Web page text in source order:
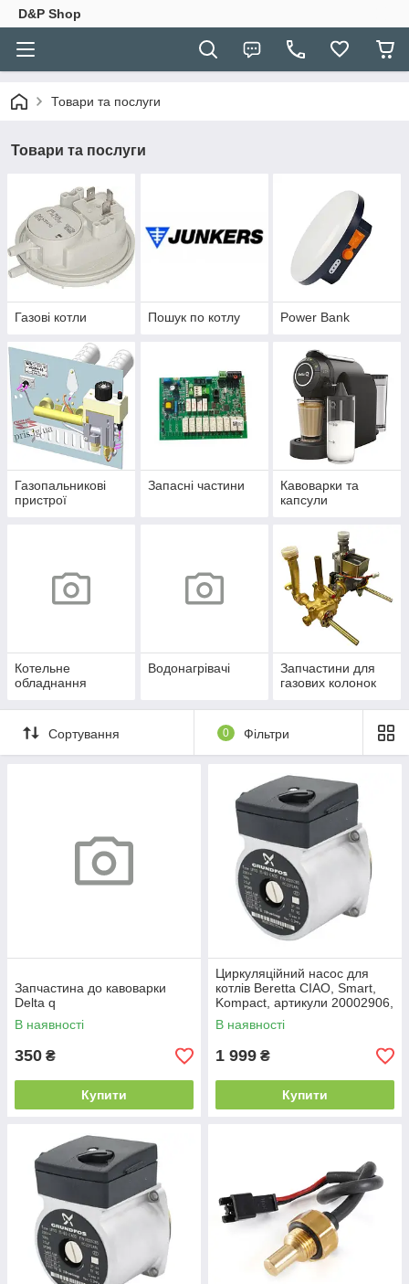
D&P Shop
Товари та послуги
Товари та послуги
Газові котли Пошук по котлу Power Bank
Газопальникові
пристрої
Запасні частини
Кавоварки та
капсули
Котельне
обладнання
Водонагрівачі
Запчастини для
газових колонок
Сортування 0 Фільтри
Запчастина до кавоварки
Delta q
В наявності
350 ₴
Купити
Циркуляційний насос для
котлів Beretta CIAO, Smart,
Kompact, артикули 20002906,
10024573, 10027370,
20001873
В наявності
1 999 ₴
Купити